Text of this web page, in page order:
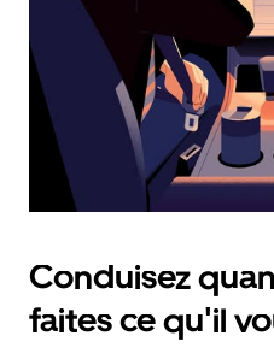
d'échappement
pour
fermer
calendrier.
Conduisez
faites ce qu'il